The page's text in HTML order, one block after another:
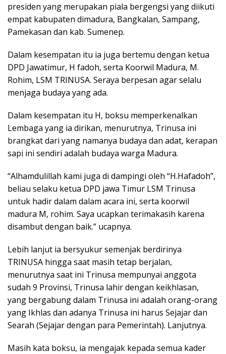
presiden yang merupakan piala bergengsi yang diikuti
empat kabupaten dimadura, Bangkalan, Sampang,
Pamekasan dan kab. Sumenep.
Dalam kesempatan itu ia juga bertemu dengan ketua
DPD Jawatimur, H fadoh, serta Koorwil Madura, M.
Rohim, LSM TRINUSA. Seraya berpesan agar selalu
menjaga budaya yang ada.
Dalam kesempatan itu H, boksu memperkenalkan
Lembaga yang ia dirikan, menurutnya, Trinusa ini
brangkat dari yang namanya budaya dan adat, kerapan
sapi ini sendiri adalah budaya warga Madura.
“Alhamdulillah kami juga di dampingi oleh “H.Hafadoh”,
beliau selaku ketua DPD jawa Timur LSM Trinusa
untuk hadir dalam dalam acara ini, serta koorwil
madura M, rohim. Saya ucapkan terimakasih karena
disambut dengan baik.” ucapnya.
Lebih lanjut ia bersyukur semenjak berdirinya
TRINUSA hingga saat masih tetap berjalan,
menurutnya saat ini Trinusa mempunyai anggota
sudah 9 Provinsi, Trinusa lahir dengan keikhlasan,
yang bergabung dalam Trinusa ini adalah orang-orang
yang Ikhlas dan adanya Trinusa ini harus Sejajar dan
Searah (Sejajar dengan para Pemerintah). Lanjutnya.
Masih kata boksu, ia mengajak kepada semua kader